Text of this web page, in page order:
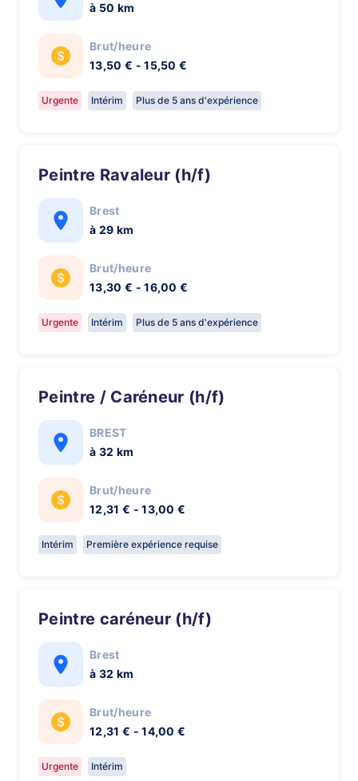
à 50 km
Brut/heure
13,50 € - 15,50 €
Urgente Intérim Plus de 5 ans d'expérience
Peintre Ravaleur (h/f)
Brest
à 29 km
Brut/heure
13,30 € - 16,00 €
Urgente Intérim Plus de 5 ans d'expérience
Peintre / Caréneur (h/f)
BREST
à 32 km
Brut/heure
12,31 € - 13,00 €
Intérim Première expérience requise
Peintre caréneur (h/f)
Brest
à 32 km
Brut/heure
12,31 € - 14,00 €
Urgente Intérim